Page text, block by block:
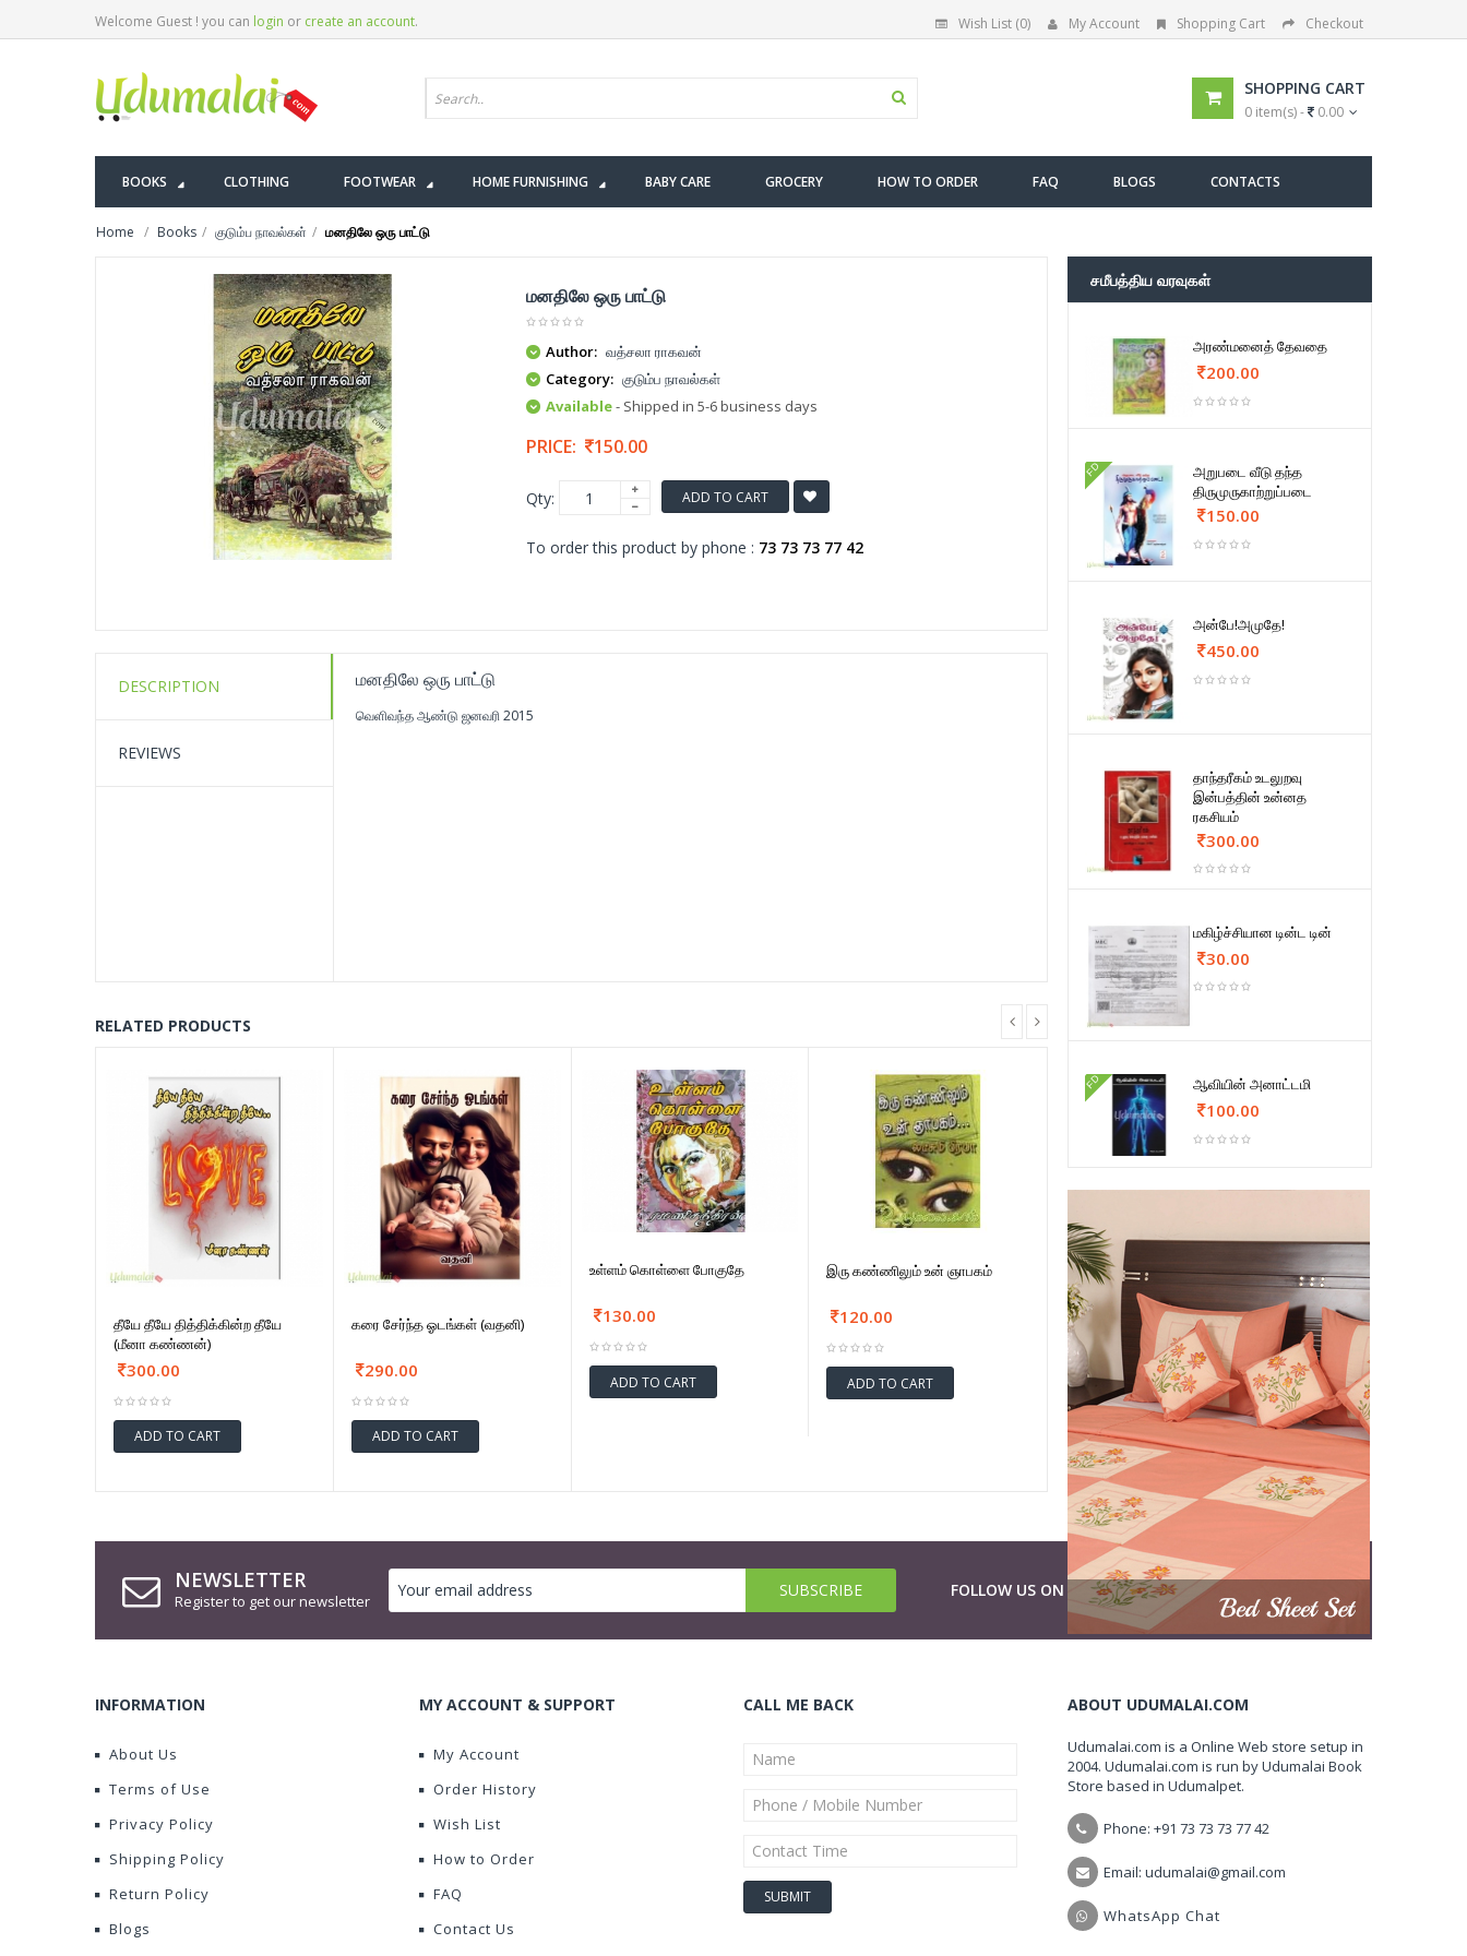
Welcome Guest ! you can login or create an account. Wish List (0) My Account Shopping Cart Checkout
SHOPPING CART
0 item(s) - 0.00
BOOKS CLOTHING FOOTWEAR HOME FURNISHING BABY CARE GROCERY HOW TO ORDER FAQ BLOGS CONTACTS
Home Books குடும்ப நாவல்கள் மனதிலே ஒரு பாட்டு
மனதிலே ஒரு பாட்டு
Author: வத்சலா ராகவன்
Category: குடும்ப நாவல்கள்
Available- Shipped in 5-6 business days
PRICE: 150.00
Qty: ADD TO CART
To order this product by phone : 73 73 73 77 42
DESCRIPTION
REVIEWS
மனதிலே ஒரு பாட்டு
வெளிவந்த ஆண்டு ஜனவரி 2015
RELATED PRODUCTS
தீயே தீயே தித்திக்கின்ற தீயே
(மீனா கண்ணன்)
300.00
ADD TO CART
கரை சேர்ந்த ஓடங்கள் (வதனி)
290.00
ADD TO CART
உள்ளம் கொள்ளை போகுதே
130.00
ADD TO CART
இரு கண்ணிலும் உன் ஞாபகம்
120.00
ADD TO CART
சமீபத்திய வரவுகள்
அரண்மனைத் தேவதை
200.00
FD
அறுபடை வீடு தந்த
திருமுருகாற்றுப்படை
150.00
அன்பே!அமுதே!
450.00
தாந்தரீகம் உடலுறவு
இன்பத்தின் உன்னத
ரகசியம்
300.00
மகிழ்ச்சியான டின்ட டின்
30.00
FD ஆவியின் அனாட்டமி
100.00
NEWSLETTER
Register to get our newsletter
FOLLOW US ON
INFORMATION
About Us
Terms of Use
Privacy Policy
Shipping Policy
Return Policy
Blogs
MY ACCOUNT & SUPPORT
My Account
Order History
Wish List
How to Order
FAQ
Contact Us
CALL ME BACK ABOUT UDUMALAI.COM
Udumalai.com is a Online Web store setup in
2004. Udumalai.com is run by Udumalai Book
Store based in Udumalpet.
Phone: +91 73 73 73 77 42
Email: udumalai@gmail.com
WhatsApp Chat